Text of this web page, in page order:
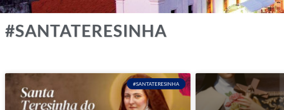
#SANTATERESINHA
#SANTATERESINHA